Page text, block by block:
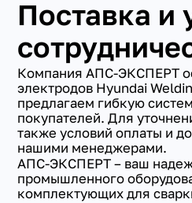
Поставка и
Компания АПС-ЭКСПЕРТ
электродов Hyundai
предлагаем гибкую
покупателей. Для
также условий оплаты и
нашими менеджерами.
АПС-ЭКСПЕРТ – ваш
промышленного
комплектующих для